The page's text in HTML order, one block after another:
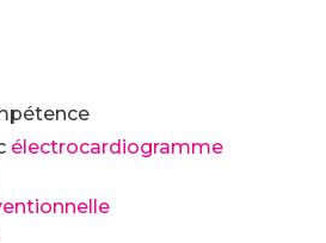
électrocardiogramme